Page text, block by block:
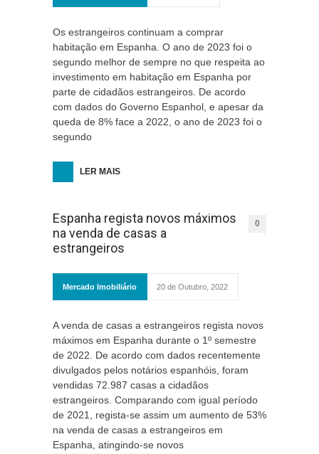
Os estrangeiros continuam a comprar
habitação em Espanha. O ano de 2023 foi o
segundo melhor de sempre no que respeita ao
investimento em habitação em Espanha por
parte de cidadãos estrangeiros. De acordo
com dados do Governo Espanhol, e apesar da
queda de 8% face a 2022, o ano de 2023 foi o
segundo
LER MAIS
Espanha regista novos máximos
na venda de casas a
estrangeiros
0
Mercado Imobiliário 20 de Outubro, 2022
A venda de casas a estrangeiros regista novos
máximos em Espanha durante o 1º semestre
de 2022. De acordo com dados recentemente
divulgados pelos notários espanhóis, foram
vendidas 72.987 casas a cidadãos
estrangeiros. Comparando com igual período
de 2021, regista-se assim um aumento de 53%
na venda de casas a estrangeiros em
Espanha, atingindo-se novos